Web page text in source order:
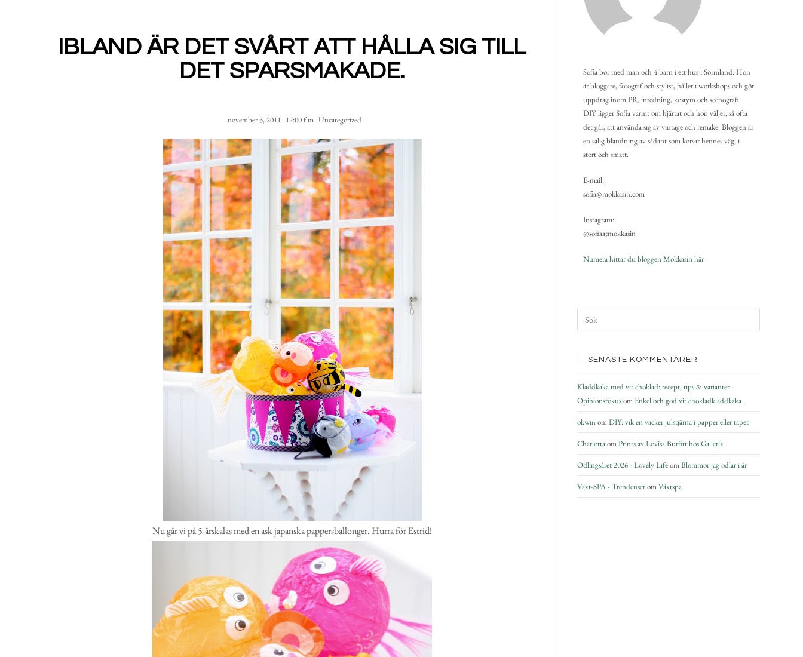
IBLAND ÄR DET SVÅRT ATT HÅLLA SIG TILL
DET SPARSMAKADE.
november 3, 2011 12:00 f m Uncategorized
Nu går vi på 5-årskalas med en ask japanska pappersballonger. Hurra för Estrid!
Sofia bor med man och 4 barn i ett hus i Sörmland. Hon
är bloggare, fotograf och stylist, håller i workshops och gör
uppdrag inom PR, inredning, kostym och scenografi.
DIY ligger Sofia varmt om hjärtat och hon väljer, så ofta
det går, att använda sig av vintage och remake. Bloggen är
en salig blandning av sådant som korsar hennes väg, i
stort och smått.
E-mail:
sofia@mokkasin.com
Instagram:
@sofiaatmokkasin
Numera hittar du bloggen Mokkasin här
SENASTE KOMMENTARER
Kladdkaka med vit choklad: recept, tips & varianter -
OpinionsfokusomEnkel och god vit chokladkladdkaka
okwinomDIY: vik en vacker julstjärna i papper eller tapet
CharlottaomPrints av Lovisa Burfitt hos Gallerix
Odlingsåret 2026 - Lovely LifeomBlommor jag odlar i år
Växt-SPA - TrendenseromVäxtspa